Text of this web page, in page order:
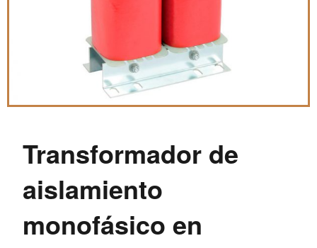
Transformador de
aislamiento
monofásico en